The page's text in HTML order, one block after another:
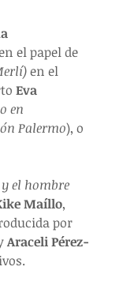
el papel de
en el
Eva
en
Palermo), o
el hombre
Maíllo,
por
Araceli Pérez-